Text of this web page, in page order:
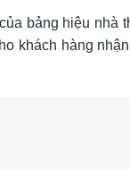
bảng hiệu nhà
khách hàng